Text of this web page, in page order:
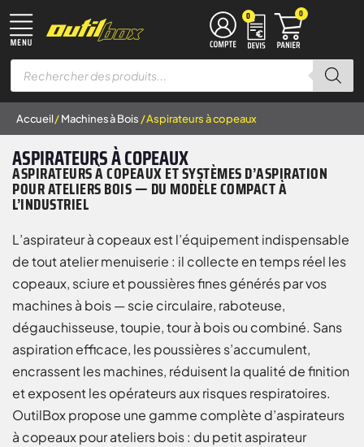
0 0
Accueil/Machines à Bois / Aspirateurs à copeaux
ASPIRATEURS À COPEAUX
ASPIRATEURS À COPEAUX ET SYSTÈMES D’ASPIRATION
POUR ATELIERS BOIS — DU MODÈLE COMPACT À
L’INDUSTRIEL
L’aspirateur à copeaux est l’équipement indispensable
de tout atelier menuiserie : il collecte en temps réel les
copeaux, sciure et poussières fines générés par vos
machines à bois — scie circulaire, raboteuse,
dégauchisseuse, toupie, tour à bois ou combiné. Sans
aspiration efficace, les poussières s’accumulent,
encrassent les machines, réduisent la qualité de finition
et exposent les opérateurs aux risques respiratoires.
OutilBox propose une gamme complète d’aspirateurs
à copeaux pour ateliers bois : du petit aspirateur